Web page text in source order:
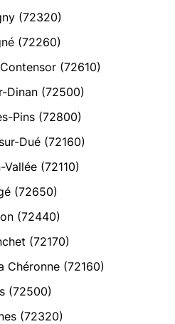
(72320)
(72260)
(72610)
Dinan (72500)
Pins (72800)
Dué (72160)
(72110)
(72650)
(72440)
(72170)
Chéronne (72160)
(72500)
(72320)